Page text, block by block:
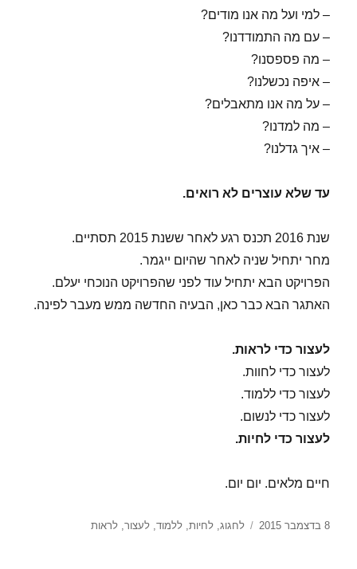
– למי ועל מה אנו מודים?
– עם מה התמודדנו?
– מה פספסנו?
– איפה נכשלנו?
– על מה אנו מתאבלים?
– מה למדנו?
– איך גדלנו?
עד שלא עוצרים לא רואים.
שנת 2016 תכנס רגע לאחר ששנת 2015 תסתיים.
מחר יתחיל שניה לאחר שהיום ייגמר.
הפרויקט הבא יתחיל עוד לפני שהפרויקט הנוכחי יעלם.
האתגר הבא כבר כאן, הבעיה החדשה ממש מעבר לפינה.
לעצור כדי לראות.
לעצור כדי לחוות.
לעצור כדי ללמוד.
לעצור כדי לנשום.
לעצור כדי לחיות.
חיים מלאים. יום יום.
פורסם
8 בדצמבר 2015 תגיות
לחגוג,לחיות,ללמוד,לעצור,לראות